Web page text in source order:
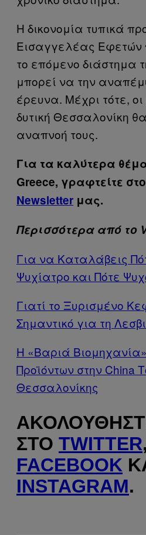
Η δικονομία τυπικά
Εισαγγελέας Εφετών
το επόμενο διάστημα
μπορεί να την
έρευνα. Μέχρι τότε, οι
δυτική Θεσσαλονίκη
αναπνοή τους.
Για τα καλύτερα
Greece, γραφτείτε
Newsletter μας.
Περισσότερα από το
Για να Καταλάβεις
Ψυχίατρο και Πότε
Γιατί το Ξυρισμένο
Σημαντικό για τη
Η «Βαριά
Προϊόντων στην China
Θεσσαλονίκης
ΣΤΟ TWITTER,
FACEBOOK
INSTAGRAM.